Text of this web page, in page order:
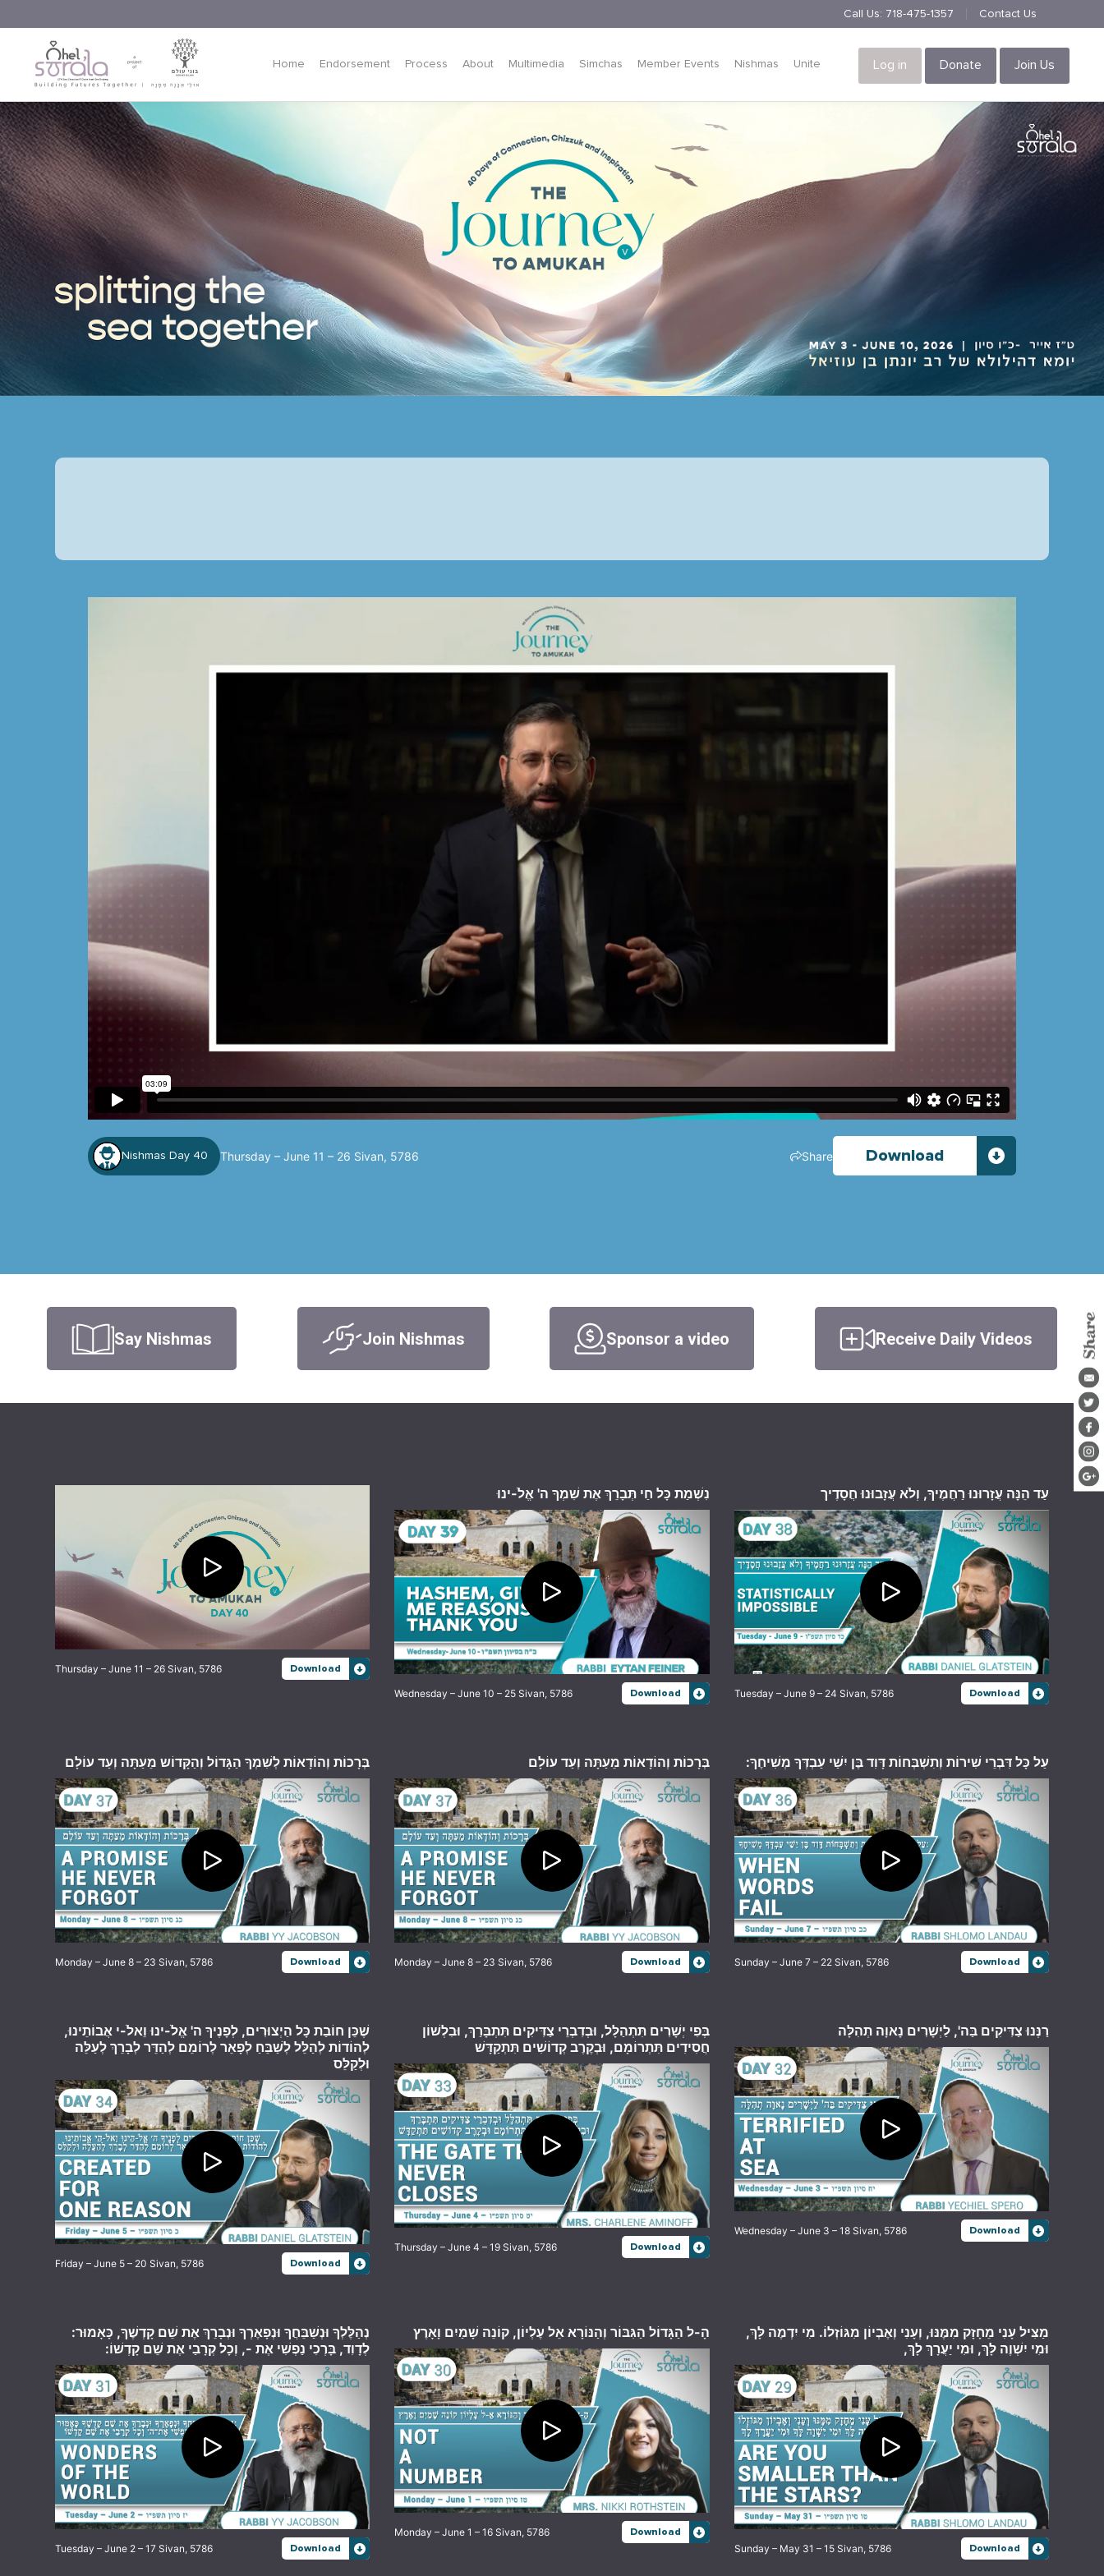
Call Us: 718-475-1357 Contact Us
Home Endorsement Process About Multimedia Simchas Member Events Nishmas Unite Log in Donate Join Us
Nishmas Day 40 Thursday – June 11 – 26 Sivan, 5786 Share Download
Say Nishmas Join Nishmas Sponsor a video Receive Daily Videos
Thursday – June 11 – 26 Sivan, 5786 Download
נִשְׁמַת כָּל חַי תְּבָרֵךְ אֶת שִׁמְךָ ה' אֱלֹ-ינוּ
Wednesday – June 10 – 25 Sivan, 5786 Download
עַד הֵנָּה עֲזָרוּנוּ רַחֲמֶיךָ, וְלֹא עֲזָבוּנוּ חֲסָדֶיך
Tuesday – June 9 – 24 Sivan, 5786 Download
בְּרָכוֹת וְהוֹדָאוֹת לְשִׁמְךָ הַגָּדוֹל וְהַקָּדוֹש מֵעַתָּה וְעַד עוֹלָם
Monday – June 8 – 23 Sivan, 5786 Download
בְּרָכוֹת וְהוֹדָאוֹת מֵעַתָּה וְעַד עוֹלָם
Monday – June 8 – 23 Sivan, 5786 Download
עַל כָּל דִּבְרֵי שִׁירוֹת וְתִשְׁבְּחוֹת דָּוִד בֶּן יִשַׁי עַבְדְּךָ מְשִׁיחֶךָ:
Sunday – June 7 – 22 Sivan, 5786 Download
שֶׁכֵּן חוֹבַת כָּל הַיְצוּרִים, לְפָנֶיךָ ה' אֱלֹ-ינוּ וֵאלֹ-י אֲבוֹתֵינוּ,
לְהוֹדוֹת לְהַלֵּל לְשַׁבֵּחַ לְפָאֵר לְרוֹמֵם לְהַדֵּר לְבָרֵךְ לְעַלֵּה
וּלְקַלֵּס
Friday – June 5 – 20 Sivan, 5786 Download
בְּפִי יְשָׁרִים תִּתְהַלָּל, וּבְדִבְרֵי צַדִּיקִים תִּתְבָּרַךְ, וּבִלְשׁוֹן
חֲסִידִים תִּתְרוֹמָם, וּבְקֶרֶב קְדוֹשִׁים תִּתְקַדָּשׁ
Thursday – June 4 – 19 Sivan, 5786 Download
רַנְּנוּ צַדִּיקִים בַּה', לַיְשָׁרִים נָאוָה תְהִלָּה
Wednesday – June 3 – 18 Sivan, 5786 Download
נְהַלֶּלְךָ וּנְשַׁבֵּחֲךָ וּנְפָאֶרְךָ וּנְבָרֵךְ אֶת שֵׁם קָדְשֶׁךָ, כָּאָמוּר:
לְדָוִד, בָּרְכִי נַפְשִׁי אֶת -, וְכָל קְרָבַי אֶת שֵׁם קָדְשׁוֹ:
Tuesday – June 2 – 17 Sivan, 5786 Download
הָ-ל הַגָּדוֹל הַגִּבּוֹר וְהַנּוֹרָא אֵל עֶלְיוֹן, קוֹנֵה שָׁמַיִם וָאָרֶץ
Monday – June 1 – 16 Sivan, 5786 Download
מַצִּיל עָנִי מֵחָזָק מִמֶּנּוּ, וְעָנִי וְאֶבְיוֹן מִגּוֹזְלוֹ. מִי יִדְמֶה לָּךְ,
וּמִי יִשְׁוֶה לָּךְ, וּמִי יַעֲרָךְ לָךְ,
Sunday – May 31 – 15 Sivan, 5786 Download